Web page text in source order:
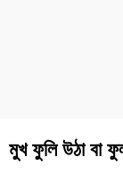
মুখ ফুলি উঠা বা